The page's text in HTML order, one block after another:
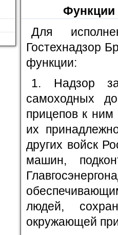
Функции
Для
Гостехнадзор
функции:
1. Надзор за
самоходных
прицепов к ним
их
других войск
машин,
людей,
окружающей